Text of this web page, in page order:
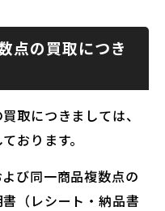
点の買取につき
取につきましては、
おります。
び同一商品複数点の
（レシート・納品書